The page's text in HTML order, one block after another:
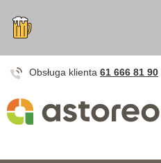
Obsługa klienta 61 666 81 90